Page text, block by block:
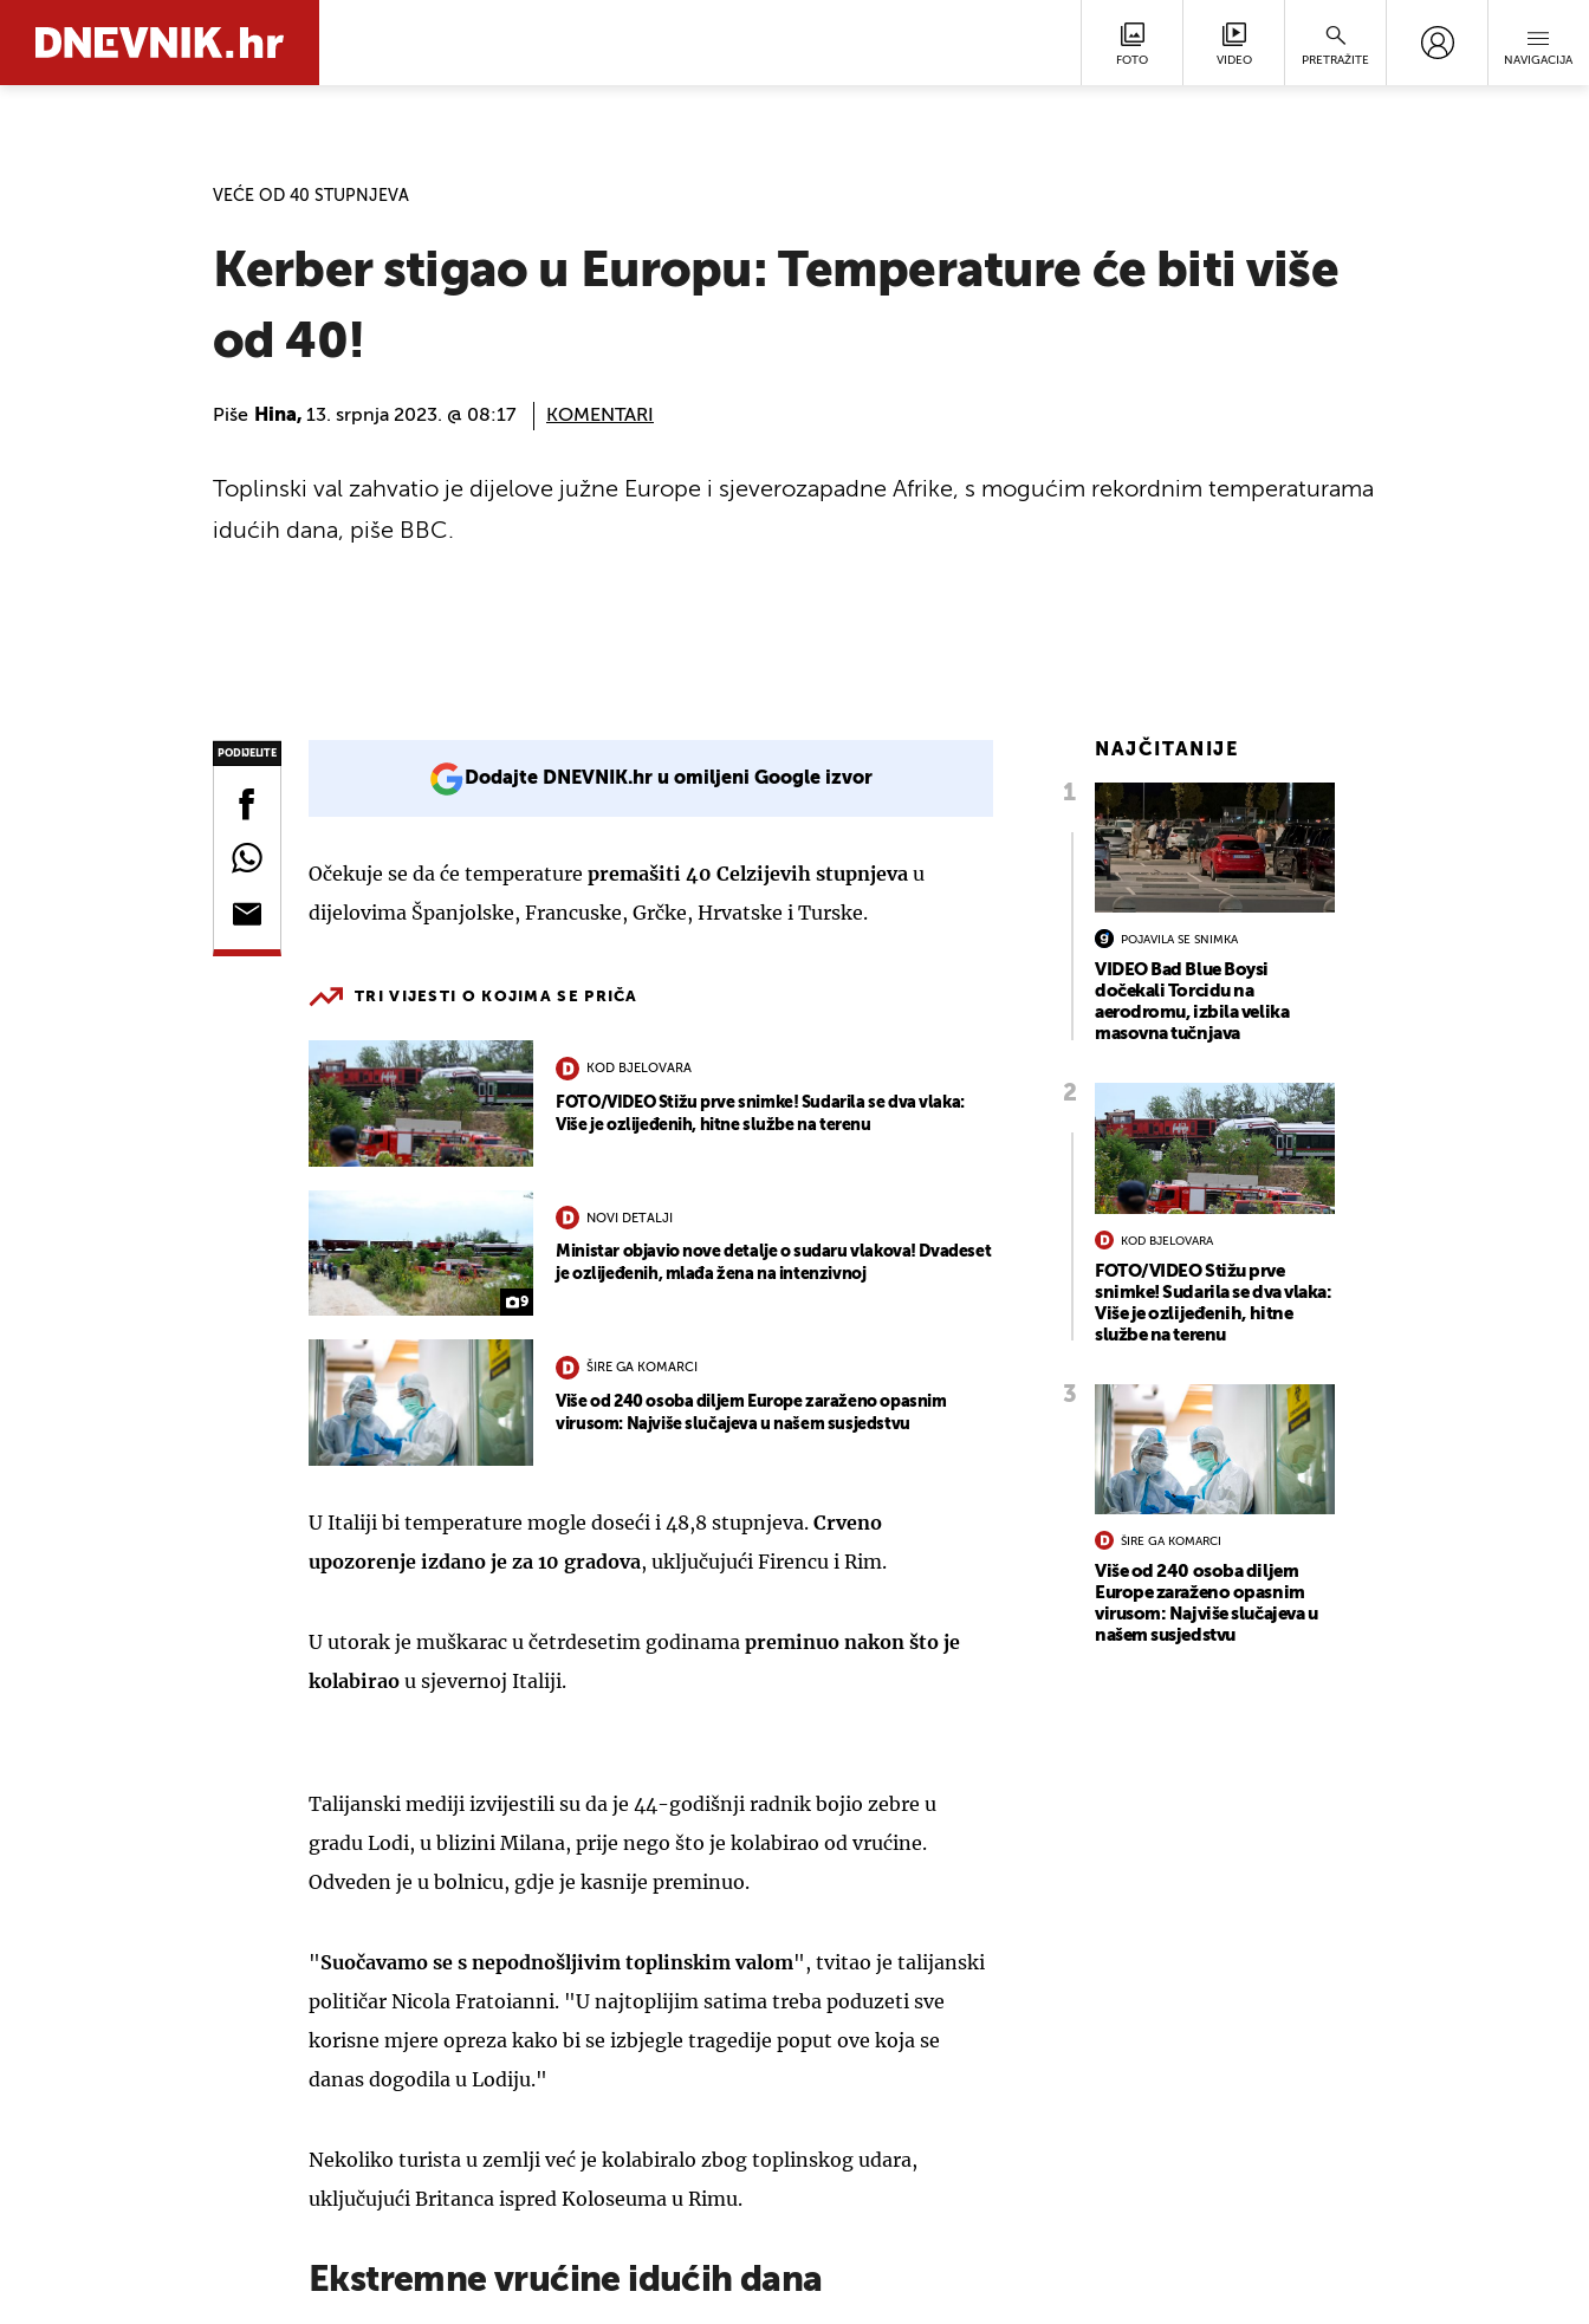
FOTO VIDEO PRETRAŽITE NAVIGACIJA
VEĆE OD 40 STUPNJEVA
Kerber stigao u Europu: Temperature će biti više
od 40!
Piše Hina, 13. srpnja 2023. @ 08:17 KOMENTARI
Toplinski val zahvatio je dijelove južne Europe i sjeverozapadne Afrike, s mogućim rekordnim temperaturama
idućih dana, piše BBC.
PODIJELITE
Dodajte DNEVNIK.hr u omiljeni Google izvor
Očekuje se da će temperature premašiti 40 Celzijevih stupnjeva u
dijelovima Španjolske, Francuske, Grčke, Hrvatske i Turske.
TRI VIJESTI O KOJIMA SE PRIČA
KOD BJELOVARA
FOTO/VIDEO Stižu prve snimke! Sudarila se dva vlaka:
Više je ozlijeđenih, hitne službe na terenu
9
NOVI DETALJI
Ministar objavio nove detalje o sudaru vlakova! Dvadeset
je ozlijeđenih, mlađa žena na intenzivnoj
ŠIRE GA KOMARCI
Više od 240 osoba diljem Europe zaraženo opasnim
virusom: Najviše slučajeva u našem susjedstvu
U Italiji bi temperature mogle doseći i 48,8 stupnjeva. Crveno
upozorenje izdano je za 10 gradova, uključujući Firencu i Rim.
U utorak je muškarac u četrdesetim godinama preminuo nakon što je
kolabirao u sjevernoj Italiji.
Talijanski mediji izvijestili su da je 44-godišnji radnik bojio zebre u
gradu Lodi, u blizini Milana, prije nego što je kolabirao od vrućine.
Odveden je u bolnicu, gdje je kasnije preminuo.
"Suočavamo se s nepodnošljivim toplinskim valom", tvitao je talijanski
političar Nicola Fratoianni. "U najtoplijim satima treba poduzeti sve
korisne mjere opreza kako bi se izbjegle tragedije poput ove koja se
danas dogodila u Lodiju."
Nekoliko turista u zemlji već je kolabiralo zbog toplinskog udara,
uključujući Britanca ispred Koloseuma u Rimu.
Ekstremne vrućine idućih dana
NAJČITANIJE
POJAVILA SE SNIMKA
VIDEO Bad Blue Boysi
dočekali Torcidu na
aerodromu, izbila velika
masovna tučnjava
KOD BJELOVARA
FOTO/VIDEO Stižu prve
snimke! Sudarila se dva vlaka:
Više je ozlijeđenih, hitne
službe na terenu
ŠIRE GA KOMARCI
Više od 240 osoba diljem
Europe zaraženo opasnim
virusom: Najviše slučajeva u
našem susjedstvu